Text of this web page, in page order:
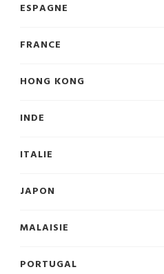
ESPAGNE
FRANCE
HONG KONG
INDE
ITALIE
JAPON
MALAISIE
PORTUGAL